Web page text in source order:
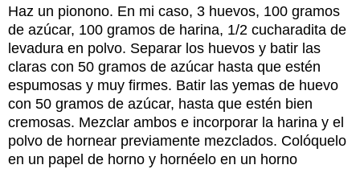
Haz un pionono. En mi caso, 3 huevos, 100 gramos
de azúcar, 100 gramos de harina, 1/2 cucharadita de
levadura en polvo. Separar los huevos y batir las
claras con 50 gramos de azúcar hasta que estén
espumosas y muy firmes. Batir las yemas de huevo
con 50 gramos de azúcar, hasta que estén bien
cremosas. Mezclar ambos e incorporar la harina y el
polvo de hornear previamente mezclados. Colóquelo
en un papel de horno y hornéelo en un horno